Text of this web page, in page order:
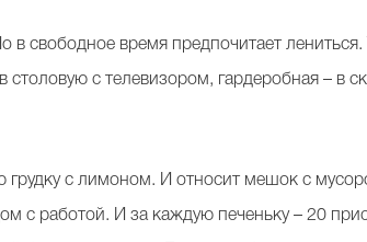
в свободное время предпочитает
столовую с телевизором, гардеробная – в
с лимоном. И относит мешок с
с работой. И за каждую печеньку – 20